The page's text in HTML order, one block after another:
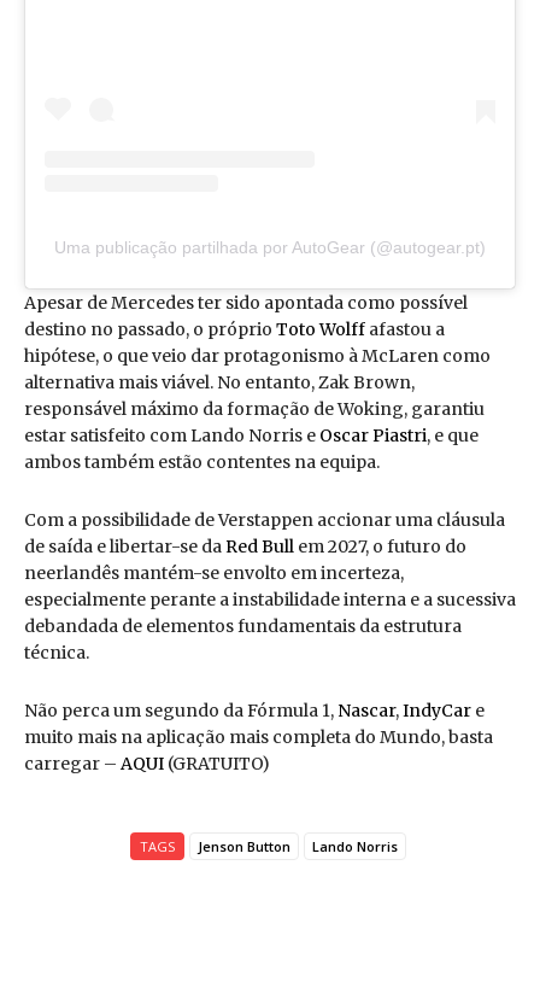
Uma publicação partilhada por AutoGear (@autogear.pt)
Apesar de Mercedes ter sido apontada como possível
destino no passado, o próprio Toto Wolff afastou a
hipótese, o que veio dar protagonismo à McLaren como
alternativa mais viável. No entanto, Zak Brown,
responsável máximo da formação de Woking, garantiu
estar satisfeito com Lando Norris e Oscar Piastri, e que
ambos também estão contentes na equipa.
Com a possibilidade de Verstappen accionar uma cláusula
de saída e libertar-se daRed Bull em 2027, o futuro do
neerlandês mantém-se envolto em incerteza,
especialmente perante a instabilidade interna e a sucessiva
debandada de elementos fundamentais da estrutura
técnica.
Não perca um segundo da Fórmula 1, Nascar,IndyCar e
muito mais na aplicação mais completa do Mundo, basta
carregar – AQUI (GRATUITO)
TAGS Jenson Button Lando Norris